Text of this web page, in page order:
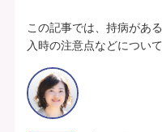
この記事では、持病があ
入時の注意点などについ